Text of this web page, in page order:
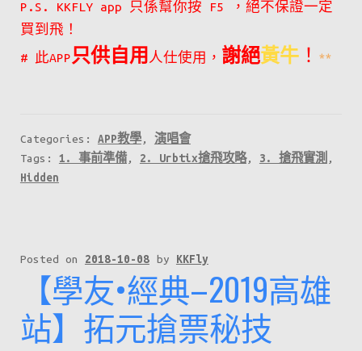
P.S. KKFLY app 只係幫你按 F5 ，絕不保證一定
買到飛！
# 此APP 只供自用 人仕使用， 謝絕黃牛！ **
Categories: APP教學, 演唱會
Tags: 1. 事前準備, 2. Urbtix搶飛攻略, 3. 搶飛實測 ,
Hidden
Posted on 2018-10-08 by KKFly
【學友•經典–2019高雄
站】拓元搶票秘技